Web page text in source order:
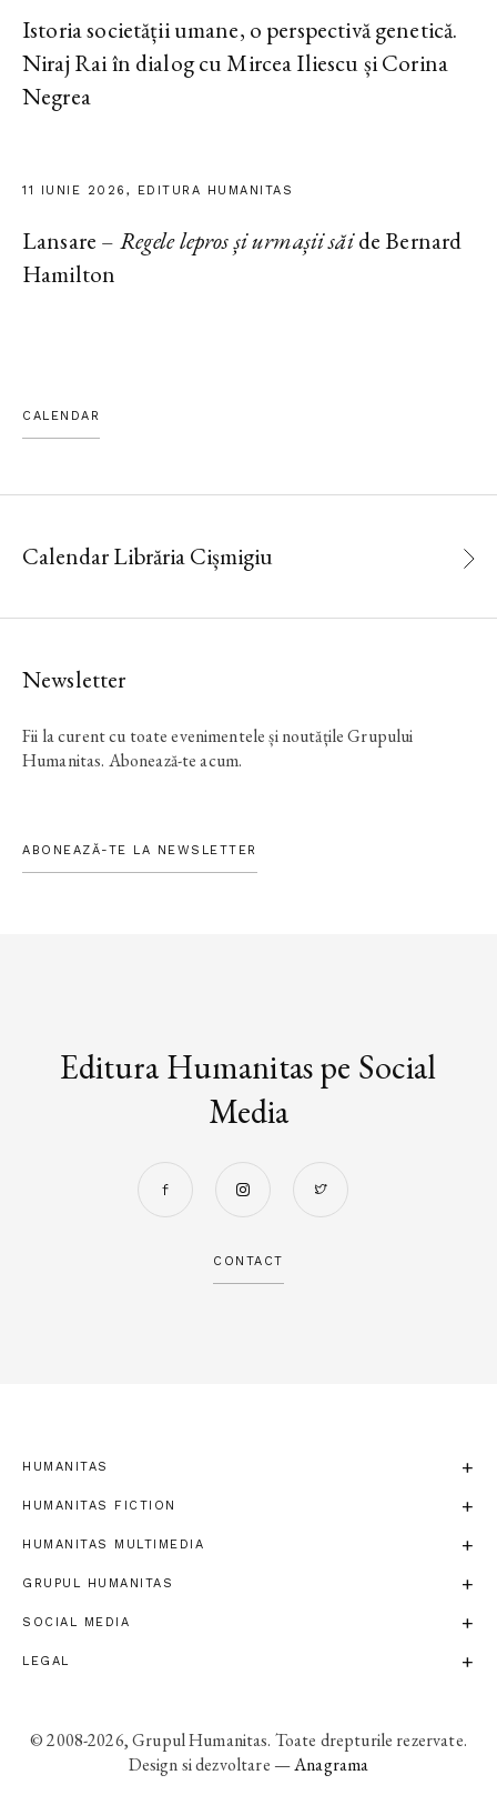
Istoria societății umane, o perspectivă genetică.
Niraj Rai în dialog cu Mircea Iliescu și Corina
Negrea
11 IUNIE 2026, EDITURA HUMANITAS
Lansare – Regele lepros și urmașii săide Bernard
Hamilton
CALENDAR
Calendar Librăria Cișmigiu
Newsletter
Fii la curent cu toate evenimentele și noutățile Grupului
Humanitas. Abonează-te acum.
ABONEAZĂ-TE LA NEWSLETTER
Editura Humanitas pe Social
Media
CONTACT
HUMANITAS
HUMANITAS FICTION
HUMANITAS MULTIMEDIA
GRUPUL HUMANITAS
SOCIAL MEDIA
LEGAL
© 2008-2026, Grupul Humanitas. Toate drepturile rezervate.
Design si dezvoltare —Anagrama